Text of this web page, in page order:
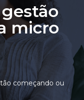
micro
começando ou